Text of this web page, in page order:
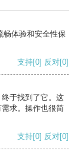
畅体验和安全性保
支持[0] 反对[0]
于找到了它。这
求。操作也很简
支持[0] 反对[0]